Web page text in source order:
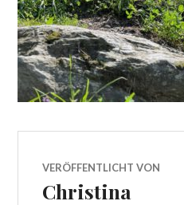
VERÖFFENTLICHT VON
Christina